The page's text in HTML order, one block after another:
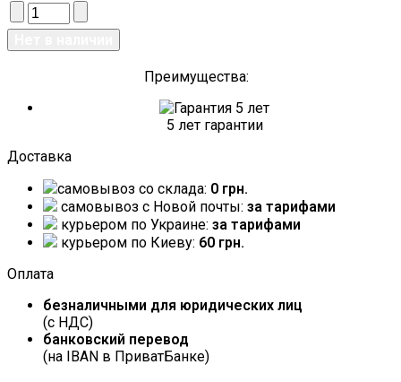
Преимущества:
5 лет гарантии
Доставка
самовывоз со склада: 0 грн.
самовывоз c Новой почты: за тарифами
курьером по Украине: за тарифами
курьером по Киеву: 60 грн.
Оплата
безналичными для юридических лиц
(с НДС)
банковский перевод
(на IBAN в ПриватБанке)